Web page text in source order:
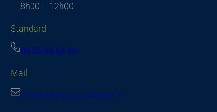
8h00 – 12h00
Standard
09 55 94 54 40
Mail
contact@macoplastique.fr